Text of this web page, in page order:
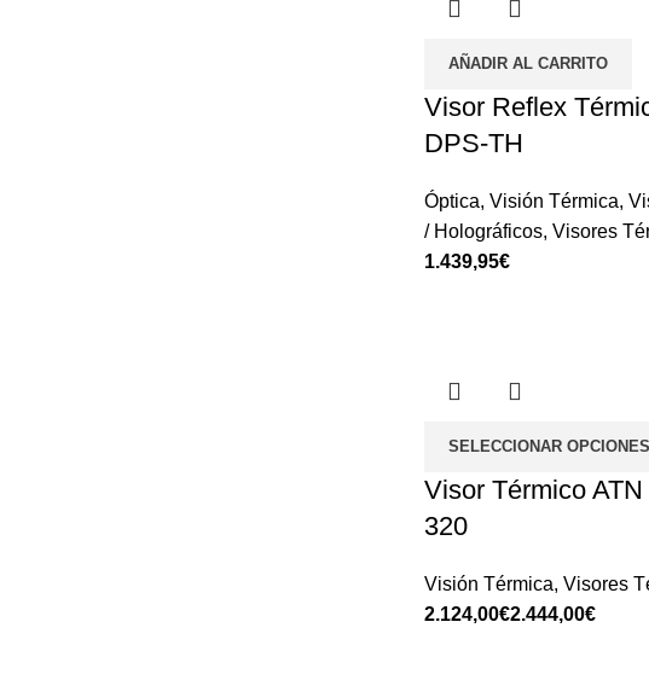
AÑADIR AL CARRITO
Visor Reflex
DPS-TH
Óptica, Visión Térmica,
/ Holográficos, Visores
€
SELECCIONAR OPCIONES
Visor Térmico
320
Visión Térmica, Visores
€
€